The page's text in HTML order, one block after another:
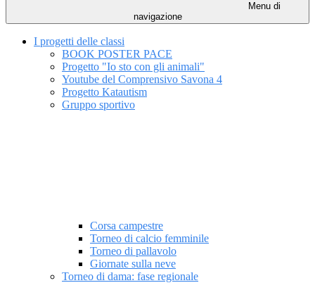
Menu di
navigazione
I progetti delle classi
BOOK POSTER PACE
Progetto "Io sto con gli animali"
Youtube del Comprensivo Savona 4
Progetto Katautism
Gruppo sportivo
Corsa campestre
Torneo di calcio femminile
Torneo di pallavolo
Giornate sulla neve
Torneo di dama: fase regionale